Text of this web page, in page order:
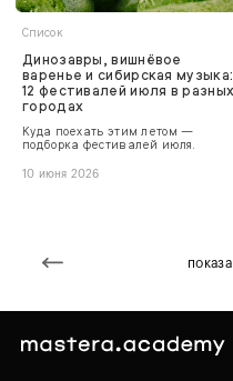
Список
Динозавры, вишнёвое
варенье и сибирская музыка:
12 фестивалей июля в разных
городах
Куда поехать этим летом —
подборка фестивалей июля.
10 июня 2026